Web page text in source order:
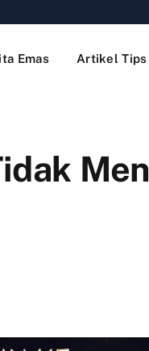
Emas Artikel Tips